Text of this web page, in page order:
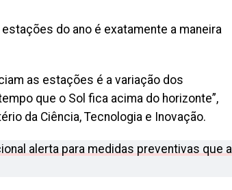
do ano é exatamente a maneira
as estações é a variação dos
que o Sol fica acima do horizonte”,
da Ciência, Tecnologia e Inovação.
alerta para medidas preventivas que a